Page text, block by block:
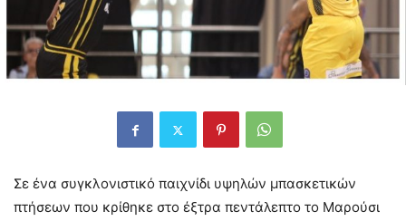
Σε ένα συγκλονιστικό παιχνίδι υψηλών μπασκετικών
πτήσεων που κρίθηκε στο έξτρα πεντάλεπτο το Μαρούσι